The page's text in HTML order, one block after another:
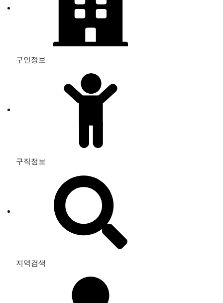
구인정보
구직정보
지역검색